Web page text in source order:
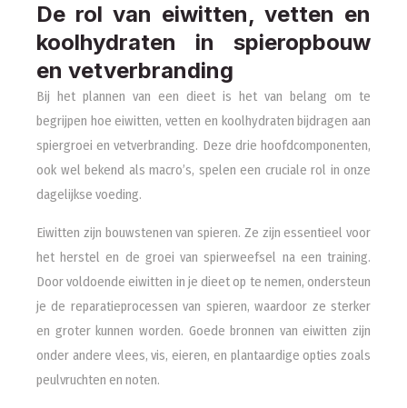
De rol van eiwitten, vetten en
koolhydraten in spieropbouw
en vetverbranding
Bij het plannen van een dieet is het van belang om te
begrijpen hoe eiwitten, vetten en koolhydraten bijdragen aan
spiergroei en vetverbranding. Deze drie hoofdcomponenten,
ook wel bekend als macro’s, spelen een cruciale rol in onze
dagelijkse voeding.
Eiwitten zijn bouwstenen van spieren. Ze zijn essentieel voor
het herstel en de groei van spierweefsel na een training.
Door voldoende eiwitten in je dieet op te nemen, ondersteun
je de reparatieprocessen van spieren, waardoor ze sterker
en groter kunnen worden. Goede bronnen van eiwitten zijn
onder andere vlees, vis, eieren, en plantaardige opties zoals
peulvruchten en noten.